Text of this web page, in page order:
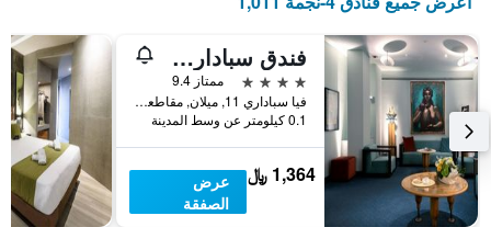
في
نهاية
هذا
الأسبوع
خلال
آخر
3
أيام
يتضمن
التالي
1
محور
Y
الذي
يعرض
متوسط
سعر
غرفة
فندق سباداري أل دوومو
4 نجوم
ممتاز 9.4
فيا سباداري 11, ميلان, مقاطعة ميلانو, إيطاليا
0.1 كيلومتر عن وسط المدينة
1,364 ﷼
عرض
الصفقة